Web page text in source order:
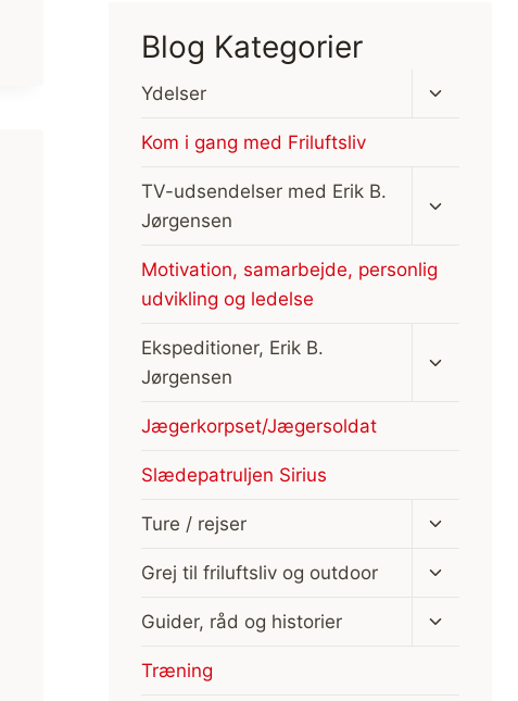
Blog Kategorier
Ydelser
Skift
Kom i gang med Friluftsliv
TV-udsendelser med Erik B.
Jørgensen
Motivation, samarbejde, personlig
udvikling og ledelse
Ekspeditioner, Erik B.
Jørgensen
Jægerkorpset/Jægersoldat
Slædepatruljen Sirius
Ture / rejser
Skift
Grej til friluftsliv og outdoor
Skift
Guider, råd og historier
Skift
Træning